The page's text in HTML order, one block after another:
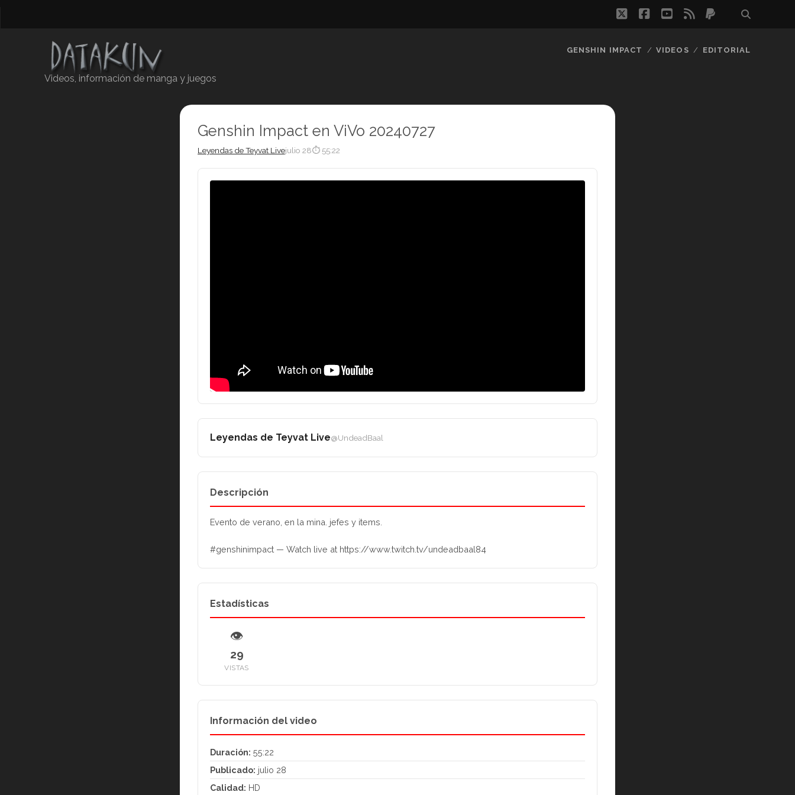
twitterfacebook
youtube
rss paypal
Videos, información de manga y juegos
GENSHIN IMPACT VIDEOS EDITORIAL
Genshin Impact en ViVo 20240727
Leyendas de Teyvat Livejulio 28⏱ 55:22
Leyendas de Teyvat Live@UndeadBaal
Descripción
Evento de verano, en la mina. jefes y items.
#genshinimpact — Watch live at https://www.twitch.tv/undeadbaal84
Estadísticas
👁
29
VISTAS
Información del video
Duración: 55:22
Publicado: julio 28
Calidad: HD